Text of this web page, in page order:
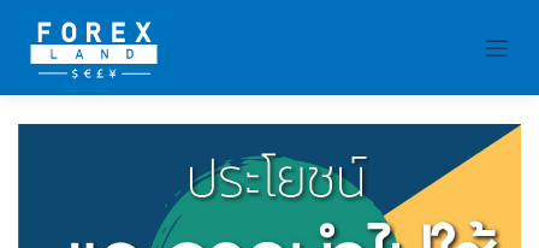
content